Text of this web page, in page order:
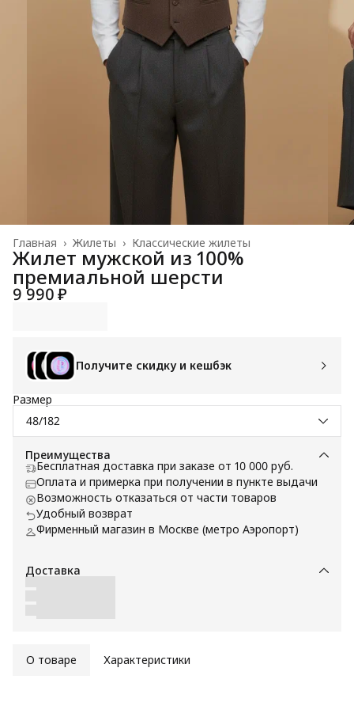
Классические жилеты
Жилеты ›
Главная ›
Жилет мужской из 100%
премиальной шерсти
9 990 ₽
Получите скидку и кешбэк
Размер
48/182
Преимущества
Бесплатная доставка при заказе от 10 000 руб.
Оплата и примерка при получении в пункте выдачи
Возможность отказаться от части товаров
Удобный возврат
Фирменный магазин в Москве (метро Аэропорт)
Доставка
О товаре Характеристики